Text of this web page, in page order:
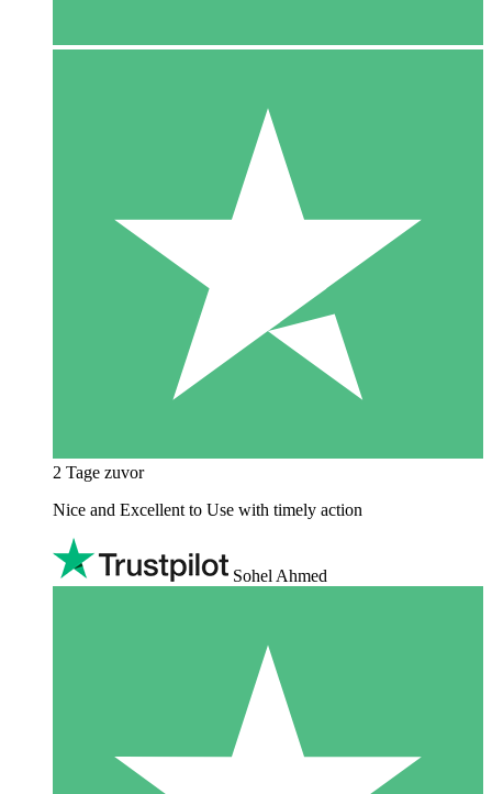
2 Tage zuvor
Nice and Excellent to Use with timely action
Sohel Ahmed